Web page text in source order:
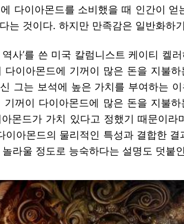
다이아몬드를 소비했을 때 인간이 얻
는 것이다. 하지만 만족감은 일반화하
사’를 쓴 미국 칼럼니스트 케이티 켈
이아몬드에 기꺼이 많은 돈을 지불
그는 보석에 높은 가치를 부여하는
기꺼이 다이아몬드에 많은 돈을 지불
몬드가 가치 있다고 정했기 때문이라
이아몬드의 물리적인 특성과 결합한
라울 정도로 능숙하다는 설명도 덧붙